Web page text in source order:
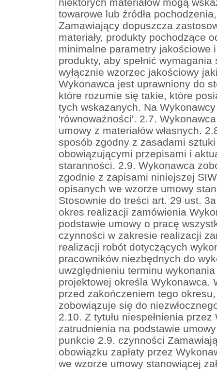
niektórych materiałów mogą
towarowe lub źródła
Zamawiający dopuszcza
materiały, produkty pochodzące
minimalne parametry jakościowe
produkty, aby spełnić
wyłącznie wzorzec jakościowy
Wykonawca jest uprawniony do
które rozumie się takie, które
tych wskazanych. Na
'równoważności'. 2.7.
umowy z materiałów własnych.
sposób zgodny z zasadami
obowiązującymi przepisami i
staranności. 2.9. Wykonawca
zgodnie z zapisami niniejszej
opisanych we wzorze umowy
Stosownie do treści art. 29 ust.
okres realizacji zamówienia
podstawie umowy o pracę
czynności w zakresie realizacji
realizacji robót dotyczących
pracowników niezbędnych do
uwzględnieniu terminu
projektowej określa Wykonawca.
przed zakończeniem tego
zobowiązuje się do
2.10. Z tytułu niespełnienia
zatrudnienia na podstawie
punkcie 2.9. czynności
obowiązku zapłaty przez
we wzorze umowy stanowiącej